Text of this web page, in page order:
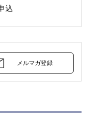
込
メルマガ登録